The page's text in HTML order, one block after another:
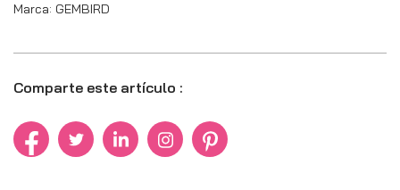
Marca: GEMBIRD
Comparte este artículo :